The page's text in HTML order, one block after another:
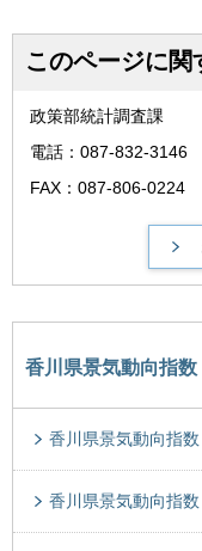
このページに関
政策部統計調査課
電話：087-832-3146
FAX：087-806-0224
香川県景気動向指数
香川県景気動向指数
香川県景気動向指数